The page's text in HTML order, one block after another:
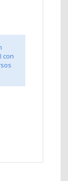
con